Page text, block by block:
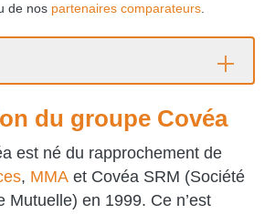
de nos partenaires comparateurs.
du groupe Covéa
est né du rapprochement de
, MMA et Covéa SRM (Société
Mutuelle) en 1999. Ce n’est